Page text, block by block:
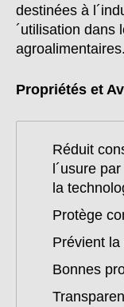
destinées à
´utilisation dans
agroalimentaires.
Propriétés et
Réduit
l´usure
la
Protège
Prévient
Bonnes